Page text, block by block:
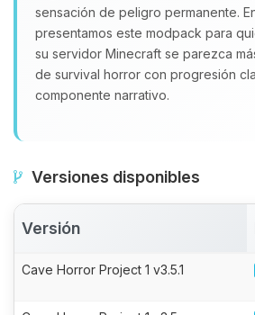
sensación de peligro permanente.
presentamos este modpack para
su servidor Minecraft se parezca
de survival horror con progresión
componente narrativo.
Versiones disponibles
Versión
Cave Horror Project 1 v3.5.1